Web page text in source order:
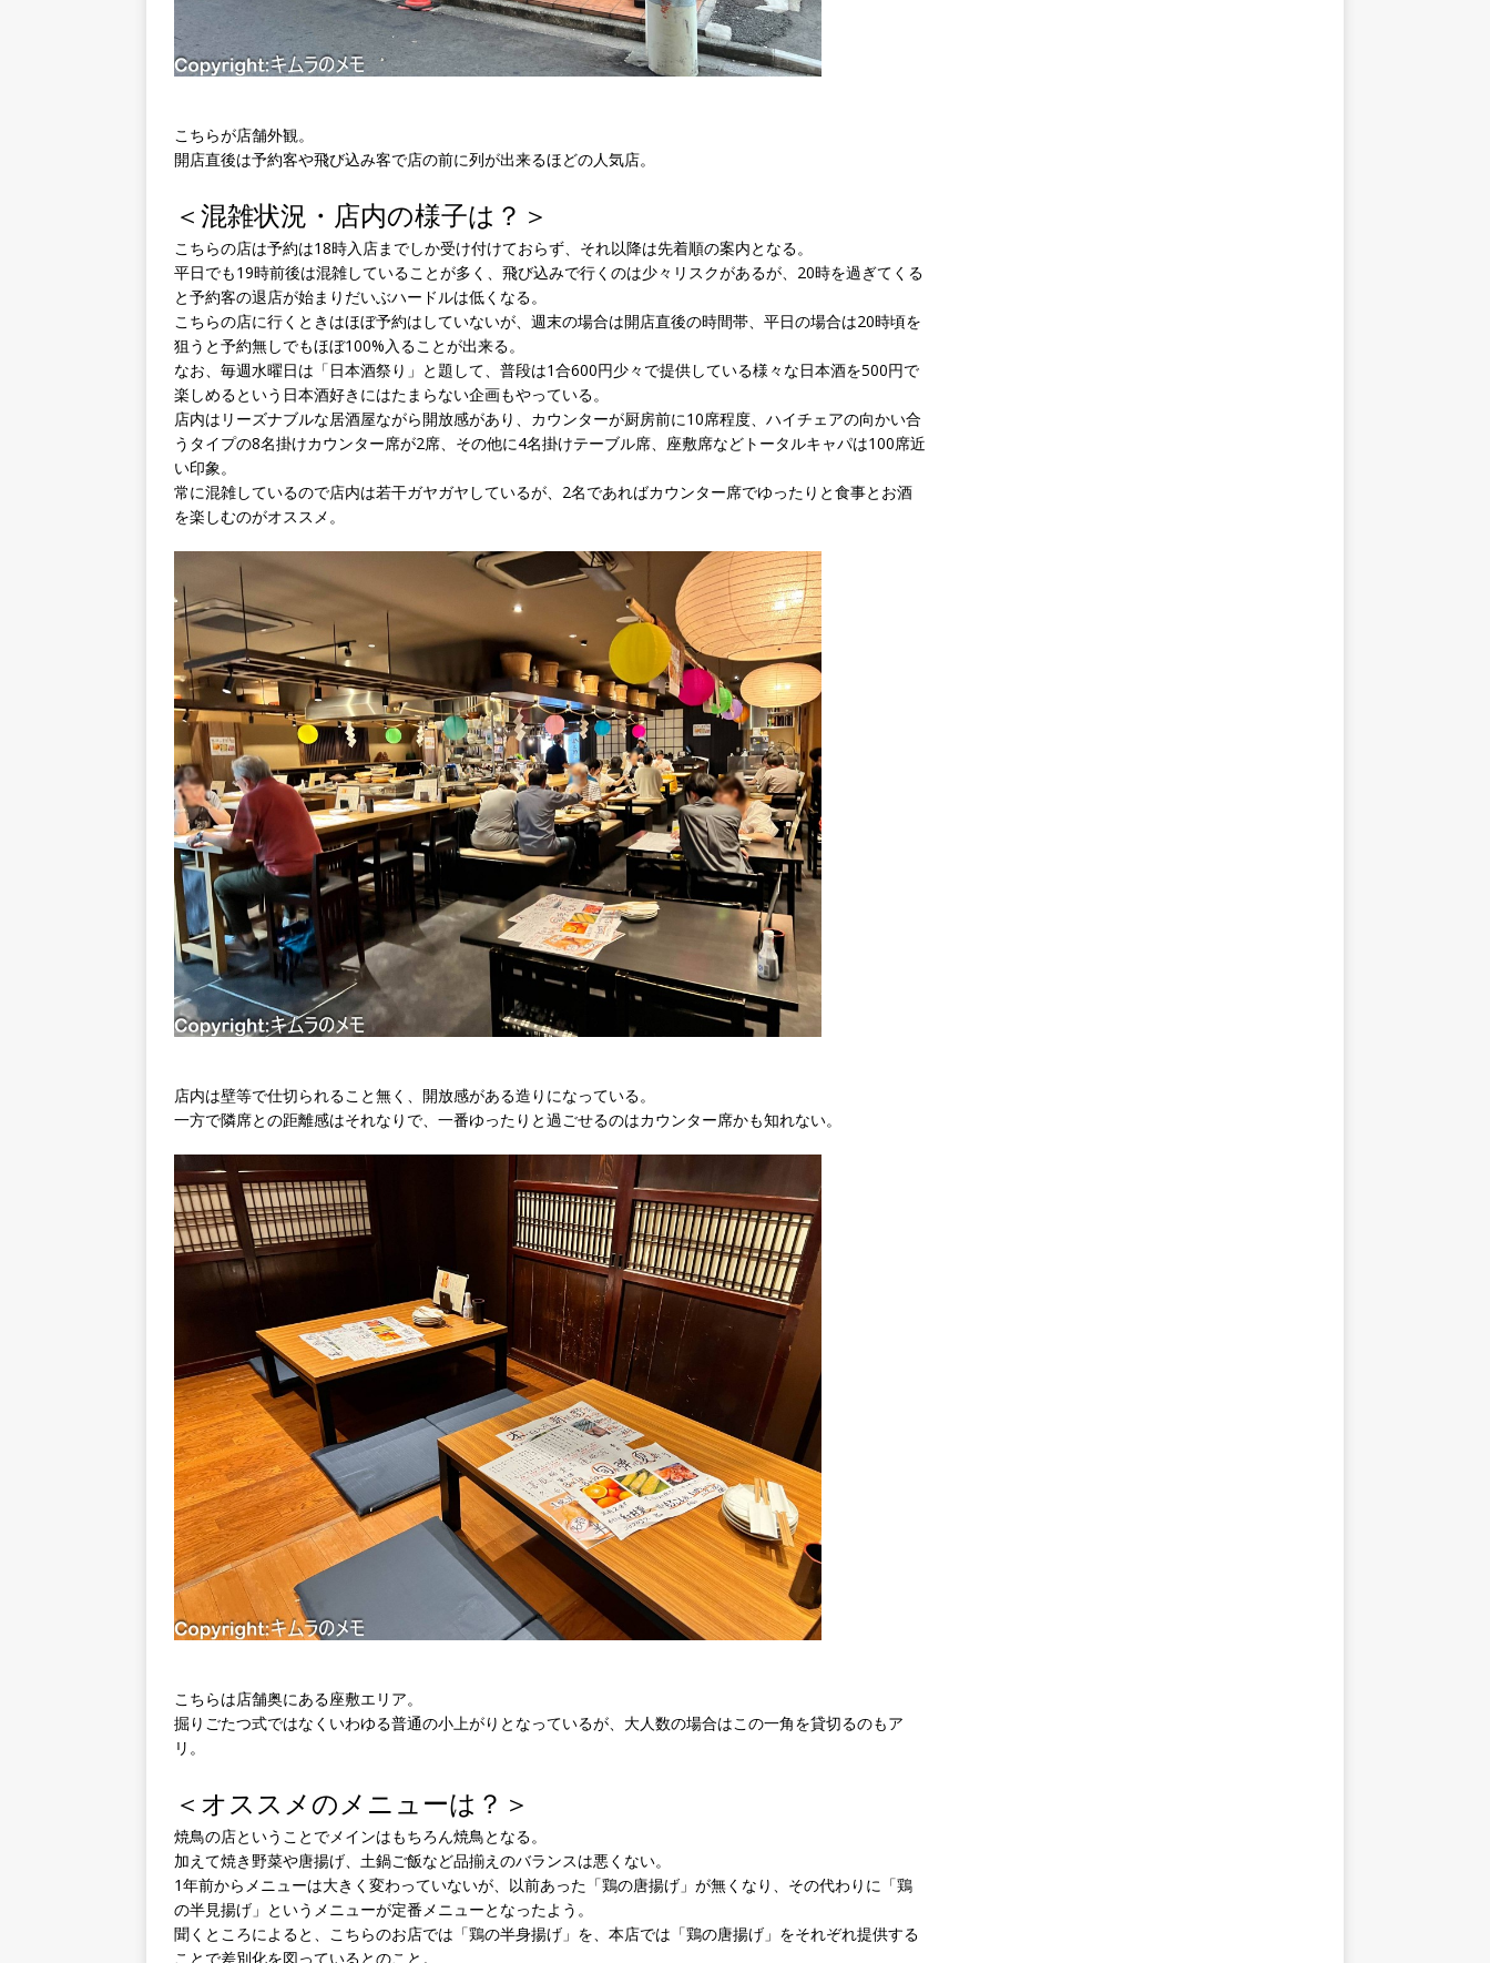
こちらが店舗外観。
開店直後は予約客や飛び込み客で店の前に列が出来るほどの人気店。
＜混雑状況・店内の様子は？＞
こちらの店は予約は18時入店までしか受け付けておらず、それ以降は先着順の案内となる。
平日でも19時前後は混雑していることが多く、飛び込みで行くのは少々リスクがあるが、20時を過ぎてくる
と予約客の退店が始まりだいぶハードルは低くなる。
こちらの店に行くときはほぼ予約はしていないが、週末の場合は開店直後の時間帯、平日の場合は20時頃を
狙うと予約無しでもほぼ100%入ることが出来る。
なお、毎週水曜日は「日本酒祭り」と題して、普段は1合600円少々で提供している様々な日本酒を500円で
楽しめるという日本酒好きにはたまらない企画もやっている。
店内はリーズナブルな居酒屋ながら開放感があり、カウンターが厨房前に10席程度、ハイチェアの向かい合
うタイプの8名掛けカウンター席が2席、その他に4名掛けテーブル席、座敷席などトータルキャパは100席近
い印象。
常に混雑しているので店内は若干ガヤガヤしているが、2名であればカウンター席でゆったりと食事とお酒
を楽しむのがオススメ。
店内は壁等で仕切られること無く、開放感がある造りになっている。
一方で隣席との距離感はそれなりで、一番ゆったりと過ごせるのはカウンター席かも知れない。
こちらは店舗奥にある座敷エリア。
掘りごたつ式ではなくいわゆる普通の小上がりとなっているが、大人数の場合はこの一角を貸切るのもア
リ。
＜オススメのメニューは？＞
焼鳥の店ということでメインはもちろん焼鳥となる。
加えて焼き野菜や唐揚げ、土鍋ご飯など品揃えのバランスは悪くない。
1年前からメニューは大きく変わっていないが、以前あった「鶏の唐揚げ」が無くなり、その代わりに「鶏
の半見揚げ」というメニューが定番メニューとなったよう。
聞くところによると、こちらのお店では「鶏の半身揚げ」を、本店では「鶏の唐揚げ」をそれぞれ提供する
ことで差別化を図っているとのこと。